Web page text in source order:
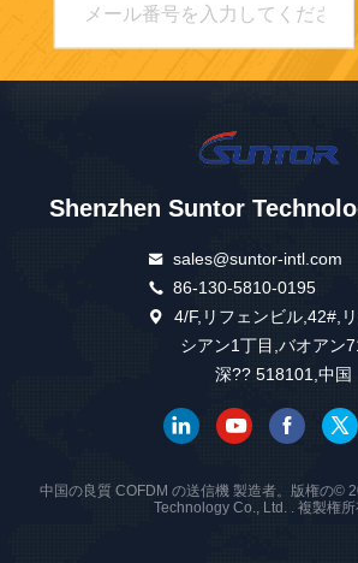
Shenzhen Suntor
sales@suntor-intl.com
86-130-5810-0195
4/F,リフェンビル,42#,
シアン1丁目,バオアン
深?? 518101,中国
中国の良質 COFDM の送信機 製造者。版権の©
Technology Co., Ltd. . 複製権所